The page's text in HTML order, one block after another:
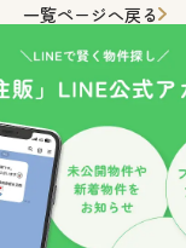
一覧ページへ戻る